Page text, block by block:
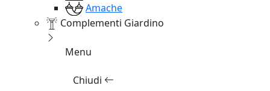
Amache
Complementi Giardino
Menu
Chiudi